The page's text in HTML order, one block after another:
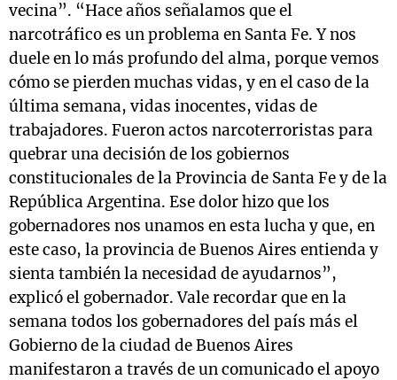
vecina”. “Hace años señalamos que el
narcotráfico es un problema en Santa Fe. Y nos
duele en lo más profundo del alma, porque vemos
cómo se pierden muchas vidas, y en el caso de la
última semana, vidas inocentes, vidas de
trabajadores. Fueron actos narcoterroristas para
quebrar una decisión de los gobiernos
constitucionales de la Provincia de Santa Fe y de la
República Argentina. Ese dolor hizo que los
gobernadores nos unamos en esta lucha y que, en
este caso, la provincia de Buenos Aires entienda y
sienta también la necesidad de ayudarnos”,
explicó el gobernador. Vale recordar que en la
semana todos los gobernadores del país más el
Gobierno de la ciudad de Buenos Aires
manifestaron a través de un comunicado el apoyo